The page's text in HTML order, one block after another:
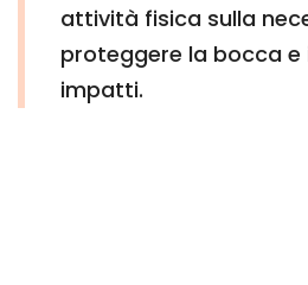
attività fisica sulla
proteggere la bocca e
impatti.